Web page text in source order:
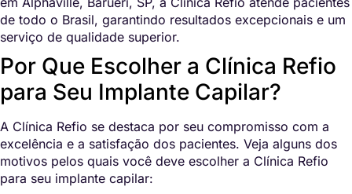
de todo o Brasil, garantindo resultados excepcionais e um
serviço de qualidade superior.
Por Que Escolher a Clínica Refio
para Seu Implante Capilar?
A Clínica Refio se destaca por seu compromisso com a
excelência e a satisfação dos pacientes. Veja alguns dos
motivos pelos quais você deve escolher a Clínica Refio
para seu implante capilar: